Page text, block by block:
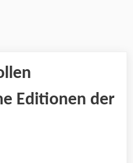
Editionen der